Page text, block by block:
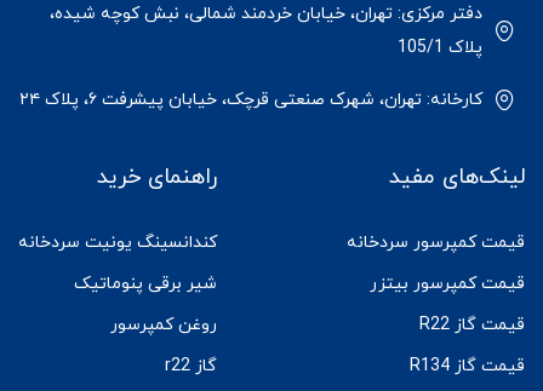
دفتر مرکزی: تهران، خیابان خردمند شمالی، نبش کوچه شیده،
پلاک 105/1
کارخانه: تهران، شهرک صنعتی قرچک، خیابان پیشرفت ۶، پلاک ۲۴
لینک‌های مفید
قیمت کمپرسور سردخانه
قیمت کمپرسور بیتزر
قیمت گاز R22
قیمت گاز R134
راهنمای خرید
کندانسینگ یونیت سردخانه
شیر برقی پنوماتیک
روغن کمپرسور
گاز r22